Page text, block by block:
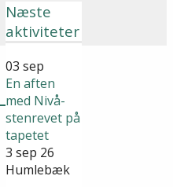
Næste
aktiviteter
03 sep
En aften
med Nivå-
stenrevet på
tapetet
3 sep 26
Humlebæk